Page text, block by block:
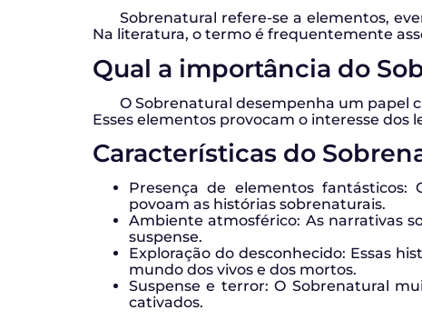
Sobrenatural refere-se a elementos,
Na literatura, o termo é frequentemente
Qual a importância do
O Sobrenatural desempenha um papel
Esses elementos provocam o interesse dos
Características do
Presença de elementos fantásticos:
povoam as histórias sobrenaturais.
Ambiente atmosférico: As narrativas
suspense.
Exploração do desconhecido: Essas
mundo dos vivos e dos mortos.
Suspense e terror: O Sobrenatural
cativados.